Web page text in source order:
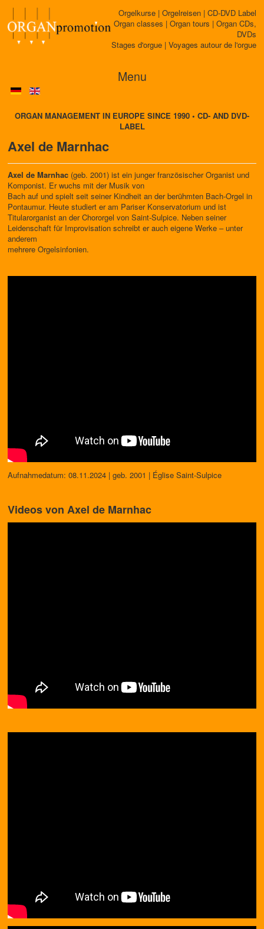
Orgelkurse | Orgelreisen | CD-DVD Label
Organ classes | Organ tours | Organ CDs,
DVDs
Stages d'orgue | Voyages autour de l'orgue
Menu
ORGAN MANAGEMENT IN EUROPE SINCE 1990 • CD- AND DVD-
LABEL
Axel de Marnhac
Axel de Marnhac (geb. 2001) ist ein junger französischer Organist und
Komponist. Er wuchs mit der Musik von
Bach auf und spielt seit seiner Kindheit an der berühmten Bach-Orgel in
Pontaumur. Heute studiert er am Pariser Konservatorium und ist
Titularorganist an der Chororgel von Saint-Sulpice. Neben seiner
Leidenschaft für Improvisation schreibt er auch eigene Werke – unter
anderem
mehrere Orgelsinfonien.
Aufnahmedatum: 08.11.2024 | geb. 2001 | Église Saint-Sulpice
Videos von Axel de Marnhac